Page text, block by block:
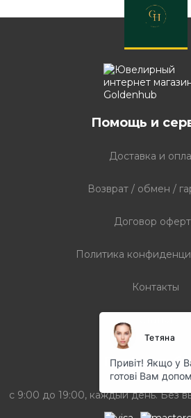
Помощь и
Доставка и
Возврат / обмен /
Договор
Политика
Контакты
График
с 9:00 до 19:00, каждый день. Без